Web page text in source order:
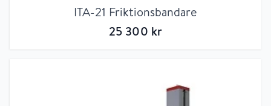
ITA-21 Friktionsbandare
25 300 kr